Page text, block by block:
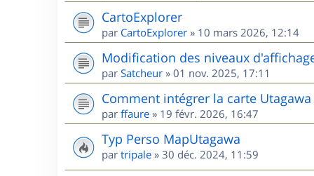
CartoExplorer
par CartoExplorer » 10 mars 2026, 12:14
Modification des niveaux
par Satcheur » 01 nov. 2025, 17:11
Comment intégrer la carte
par ffaure » 19 févr. 2026, 16:47
Typ Perso MapUtagawa
par tripale » 30 déc. 2024, 11:59